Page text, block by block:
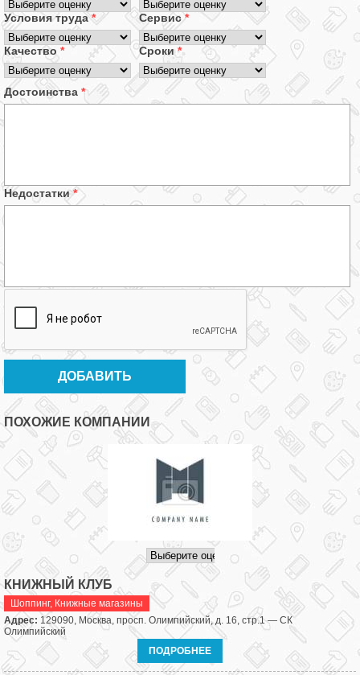
Условия труда * Сервис*
Качество * Сроки*
Достоинства *
Недостатки*
ПОХОЖИЕ КОМПАНИИ
КНИЖНЫЙ КЛУБ
Шоппинг, Книжные магазины
Адрес: 129090, Москва, просп. Олимпийский, д. 16, стр.1 — СК
Олимпийский
ПОДРОБНЕЕ